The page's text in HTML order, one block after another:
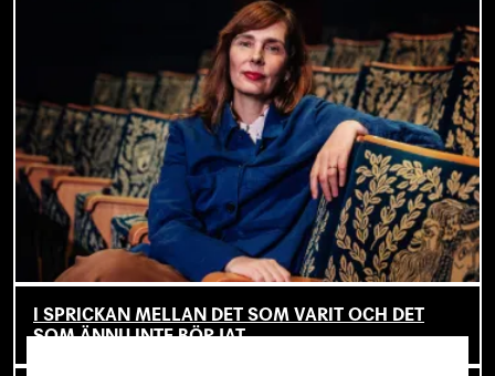
I SPRICKAN MELLAN DET SOM VARIT OCH DET
SOM ÄNNU INTE BÖRJAT